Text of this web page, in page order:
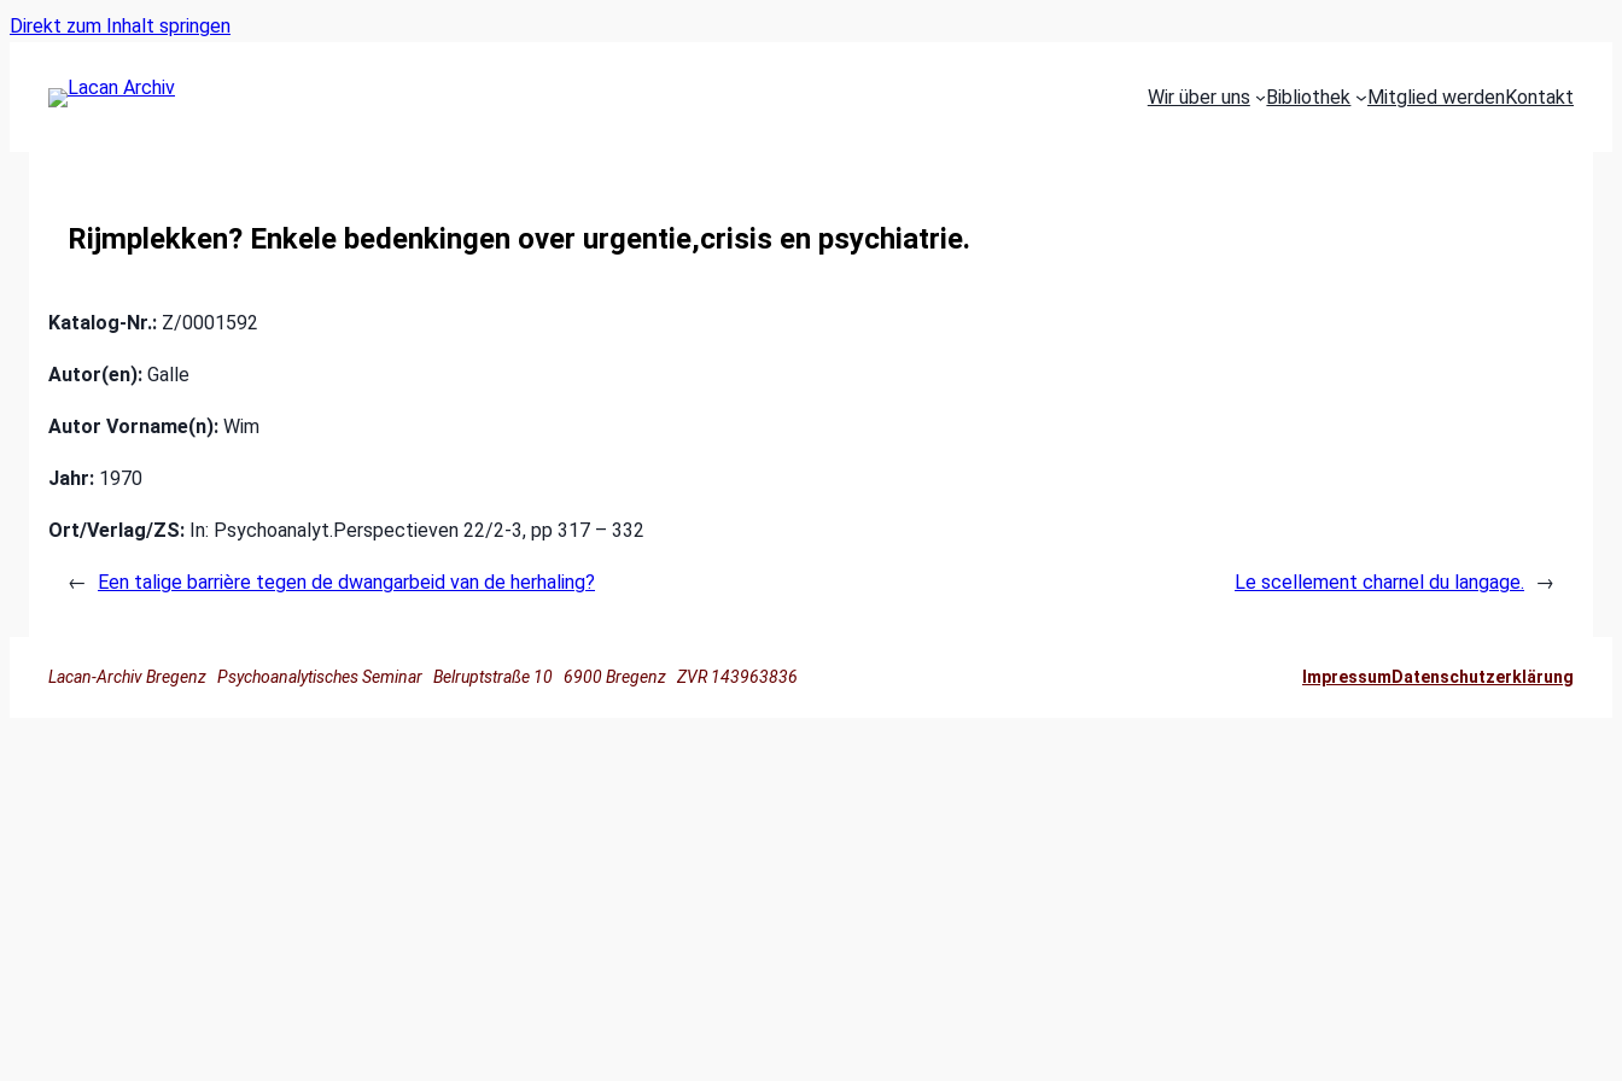
Direkt zum Inhalt springenAnkerlink
Zum
Wir über uns Bibliothek Mitglied werdenKontakt
Rijmplekken? Enkele bedenkingen over urgentie,crisis en psychiatrie.
Katalog-Nr.: Z/0001592
Autor(en): Galle
Autor Vorname(n): Wim
Jahr: 1970
Ort/Verlag/ZS: In: Psychoanalyt.Perspectieven 22/2-3, pp 317 – 332
← Een talige barrière tegen de dwangarbeid van de herhaling? Le scellement charnel du langage. →
Lacan-Archiv Bregenz Psychoanalytisches Seminar Belruptstraße 10 6900 Bregenz ZVR 143963836 Impressum Datenschutzerklärung